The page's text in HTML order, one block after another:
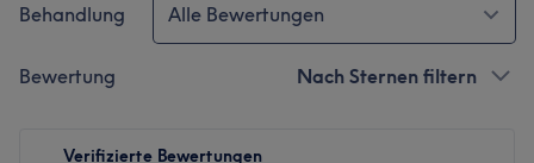
Behandlung Alle Bewertungen
Bewertung Nach Sternen filtern
Verifizierte Bewertungen